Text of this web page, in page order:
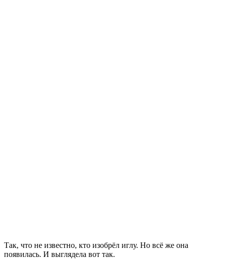
Так, что не известно, кто изобрёл иглу. Но всё же она
появилась. И выглядела вот так.